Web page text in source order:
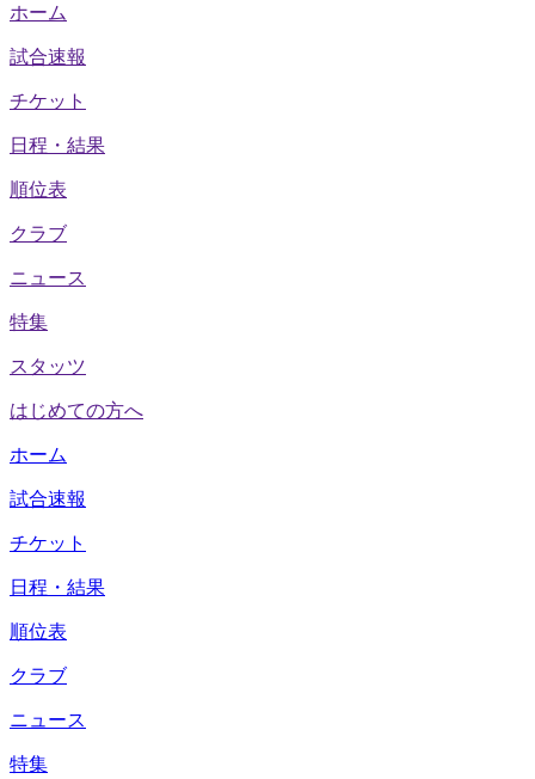
ホーム
試合速報
チケット
日程・結果
順位表
クラブ
ニュース
特集
スタッツ
はじめての方へ
ホーム
試合速報
チケット
日程・結果
順位表
クラブ
ニュース
特集